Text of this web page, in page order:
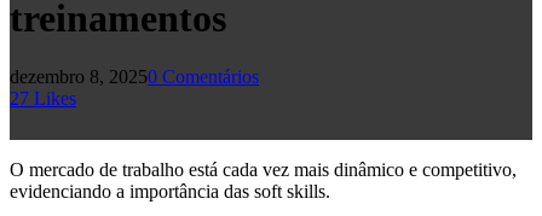
treinamentos
dezembro 8, 20250 Comentários
27 Likes
O mercado de trabalho está cada vez mais dinâmico e competitivo,
evidenciando a importância das soft skills.